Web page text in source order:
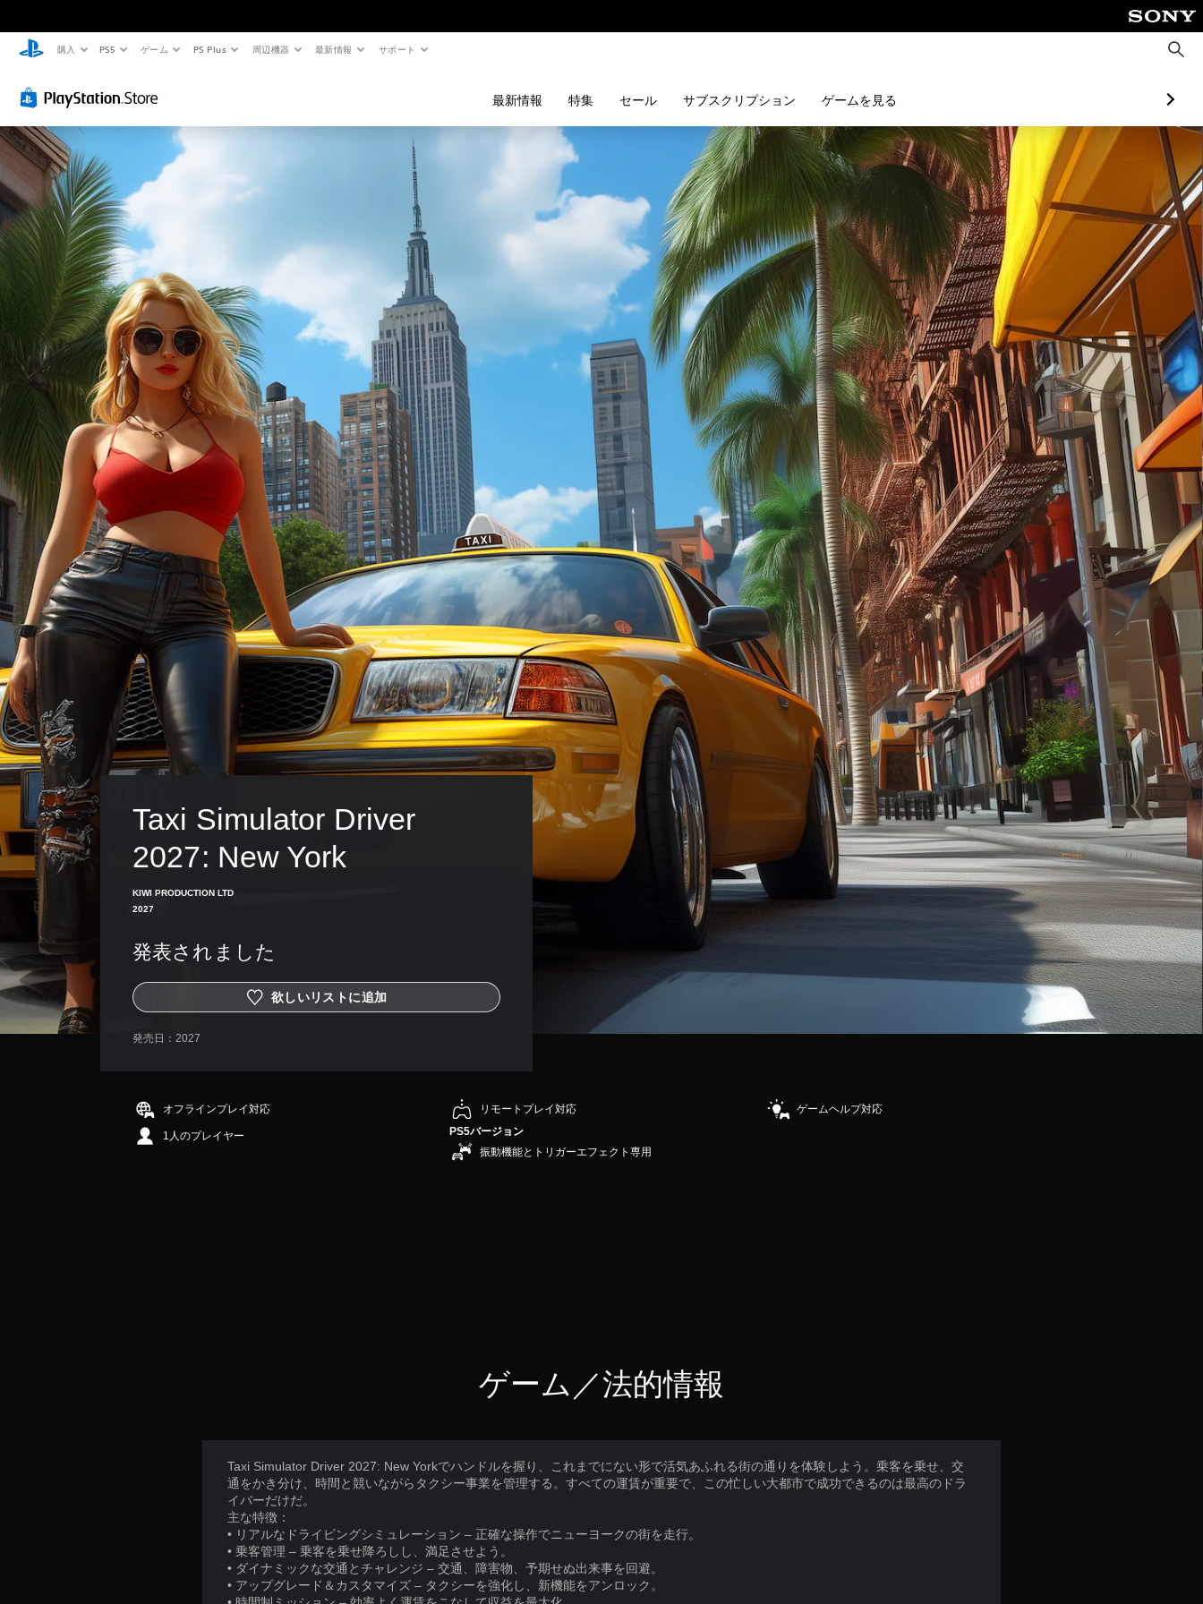
購入 PS5 ゲーム PS Plus 周辺機器 最新情報 サポート
検
索
最新情報 特集 セール サブスクリプション ゲームを見る
Taxi Simulator Driver
2027: New York
KIWI PRODUCTION LTD
2027
発表されました
欲しいリストに追加
発売日：2027
オフラインプレイ対応
1人のプレイヤー
リモートプレイ対応
PS5バージョン
振動機能とトリガーエフェクト専用
ゲームヘルプ対応
ゲーム／法的情報
Taxi Simulator Driver 2027: New Yorkでハンドルを握り、これまでにない形で活気あふれる街の通りを体験しよう。乗客を乗せ、交
通をかき分け、時間と競いながらタクシー事業を管理する。すべての運賃が重要で、この忙しい大都市で成功できるのは最高のドラ
イバーだけだ。
主な特徴：
• リアルなドライビングシミュレーション – 正確な操作でニューヨークの街を走行。
• 乗客管理 – 乗客を乗せ降ろしし、満足させよう。
• ダイナミックな交通とチャレンジ – 交通、障害物、予期せぬ出来事を回避。
• アップグレード＆カスタマイズ – タクシーを強化し、新機能をアンロック。